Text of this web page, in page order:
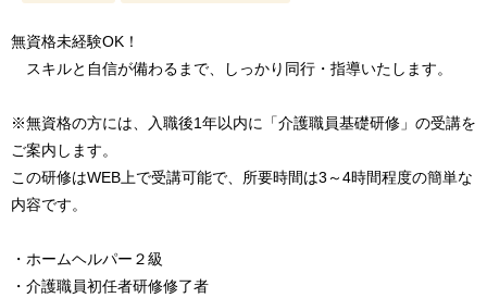
無資格未経験OK！
スキルと自信が備わるまで、しっかり同行・指導いたします。
※無資格の方には、入職後1年以内に「介護職員基礎研修」の受講を
ご案内します。
この研修はWEB上で受講可能で、所要時間は3～4時間程度の簡単な
内容です。
・ホームヘルパー２級
・介護職員初任者研修修了者